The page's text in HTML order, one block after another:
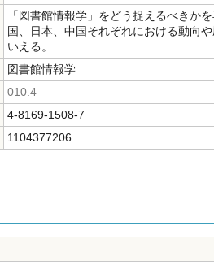
「図書館情報学」をどう捉えるべきか
国、日本、中国それぞれにおける動向
いえる。
図書館情報学
010.4
4-8169-1508-7
1104377206